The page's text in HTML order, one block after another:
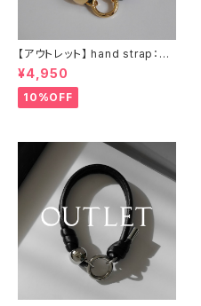
【アウトレット】 hand strap：M
oval gold / ブラック
¥4,950
10%OFF